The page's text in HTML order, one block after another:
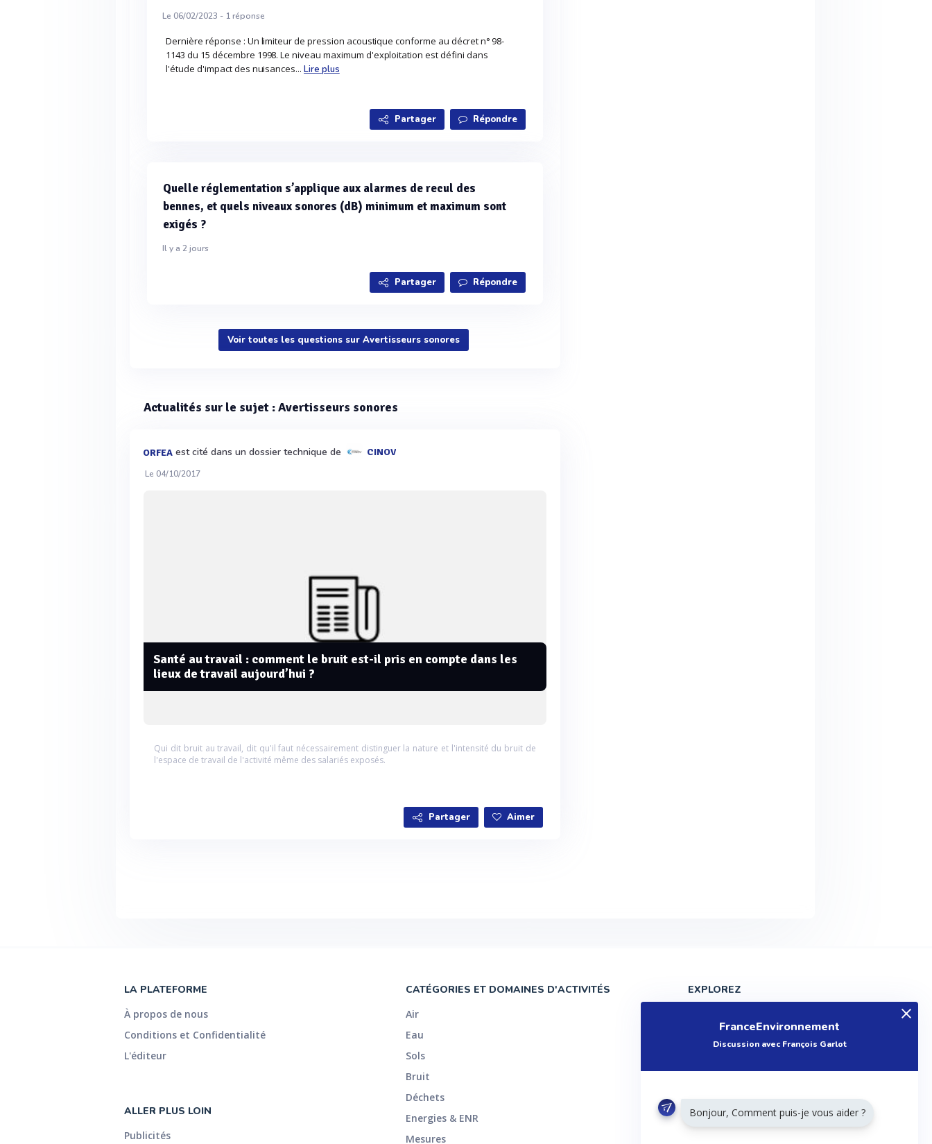
Le 06/02/2023 - 1réponse
Dernière réponse : Un limiteur de pression acoustique conforme au décret n° 98-
1143 du 15 décembre 1998. Le niveau maximum d'exploitation est défini dans
l'étude d'impact des nuisances...Lire plus
Partager Répondre
Quelle réglementation s’applique aux alarmes de recul des
bennes, et quels niveaux sonores (dB) minimum et maximum sont
exigés ?
Il y a 2 jours
Partager Répondre
Voir toutes les questions sur Avertisseurs sonores
Actualités sur le sujet : Avertisseurs sonores
ORFEA est cité dans un dossier technique de CINOV
Le 04/10/2017
Santé au travail : comment le bruit est-il pris en compte dans les
lieux de travail aujourd’hui ?
Qui dit bruit au travail, dit qu'il faut nécessairement distinguer la nature et l'intensité du bruit de
l'espace de travail de l'activité même des salariés exposés.
Partager Aimer
LA PLATEFORME
À propos de nous
Conditions et Confidentialité
L'éditeur
ALLER PLUS LOIN
Publicités
CATÉGORIES ET DOMAINES D'ACTIVITÉS
Air
Eau
Sols
Bruit
Déchets
Energies & ENR
Mesures
EXPLOREZ
Entreprises
Tutoriels
Articles
FranceEnvironnement
Discussion avec François Garlot
Bonjour, Comment puis-je vous aider ?